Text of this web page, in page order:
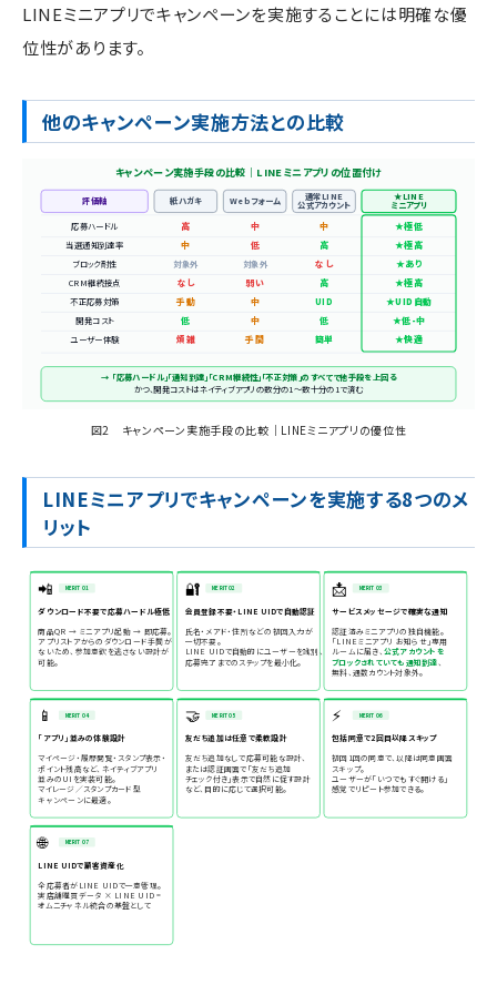
LINEミニアプリでキャンペーンを実施することには明確な優
位性があります。
他のキャンペーン実施方法との比較
キャンペーン実施手段の比較｜LINEミニアプリの位置付け
評価軸 紙ハガキ Webフォーム 通常LINE
公式アカウント
★LINE
ミニアプリ
応募ハードル 高 中 中
★極低
当選通知到達率
中 低 高
★極高
ブロック耐性
対象外 対象外 なし ★あり
CRM継続接点 なし 弱い 高
★極高
不正応募対策
手動 中 UID ★UID自動
開発コスト 低 中 低
★低-中
ユーザー体験
煩雑 手間 簡単 ★快適
→ 「応募ハードル」「通知到達」「CRM継続性」「不正対策」のすべてで他手段を上回る
かつ、開発コストはネイティブアプリの数分の1〜数十分の1で済む
図2 キャンペーン実施手段の比較｜LINEミニアプリの優位性
LINEミニアプリでキャンペーンを実施する8つのメ
リット
📲 MERIT 01
ダウンロード不要で応募ハードル極低
商品QR → ミニアプリ起動 → 即応募。
アプリストアからのダウンロード手間が
ないため、参加意欲を逃さない設計が
可能。
🔐 MERIT 02
会員登録不要・LINE UIDで自動認証
氏名・メアド・住所などの初回入力が
一切不要。
LINE UIDで自動的にユーザーを識別、
応募完了までのステップを最小化。
📩 MERIT 03
サービスメッセージで確実な通知
認証済みミニアプリの独自機能。
「LINEミニアプリ お知らせ」専用
ルームに届き、公式アカウントを
ブロックされていても通知到達、
無料、通数カウント対象外。
📱 MERIT 04
「アプリ」並みの体験設計
マイページ・履歴閲覧・スタンプ表示・
ポイント残高など、ネイティブアプリ
並みのUIを実装可能。
マイレージ／スタンプカード型
キャンペーンに最適。
🤝 MERIT 05
友だち追加は任意で柔軟設計
友だち追加なしで応募可能な設計、
または認証画面で「友だち追加
チェック付き」表示で自然に促す設計
など、目的に応じて選択可能。
⚡ MERIT 06
包括同意で2回目以降スキップ
初回1回の同意で、以降は同意画面
スキップ。
ユーザーが「いつでもすぐ開ける」
感覚でリピート参加できる。
🌐 MERIT 07
LINE UIDで顧客資産化
全応募者がLINE UIDで一意管理。
実店舗購買データ × LINE UID =
オムニチャネル統合の基盤として